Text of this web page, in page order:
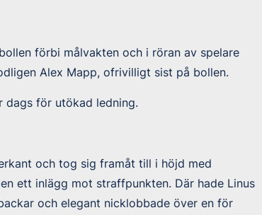
förbi målvakten och i röran av spelare
Alex Mapp, ofrivilligt sist på bollen.
dags för utökad ledning.
och tog sig framåt till i höjd med
ett inlägg mot straffpunkten. Där hade Linus
och elegant nicklobbade över en för